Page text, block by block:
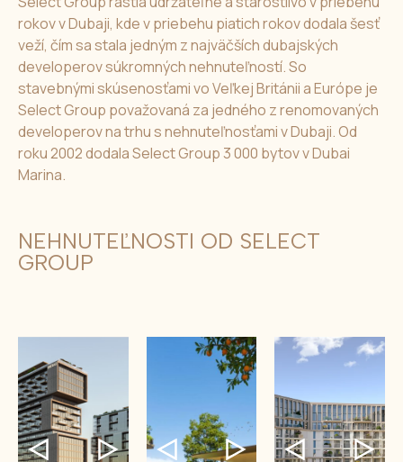
rokov v Dubaji, kde v priebehu piatich rokov dodala šesť
veží, čím sa stala jedným z najväčších dubajských
developerov súkromných nehnuteľností. So
stavebnými skúsenosťami vo Veľkej Británii a Európe je
Select Group považovaná za jedného z renomovaných
developerov na trhu s nehnuteľnosťami v Dubaji. Od
roku 2002 dodala Select Group 3 000 bytov v Dubai
Marina.
NEHNUTEĽNOSTI OD SELECT
GROUP